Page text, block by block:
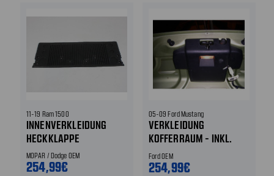
11-19 Ram 1500
INNENVERKLEIDUNG
HECKKLAPPE
MOPAR / Dodge OEM
254,99€
05-09 Ford Mustang
VERKLEIDUNG
KOFFERRAUM - INKL.
KOFFERRAUMLICHT
Ford OEM
254,99€